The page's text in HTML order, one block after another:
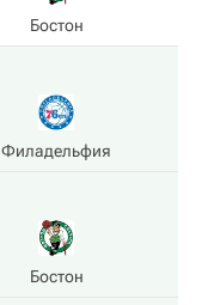
Бостон
Филадельфия
Бостон